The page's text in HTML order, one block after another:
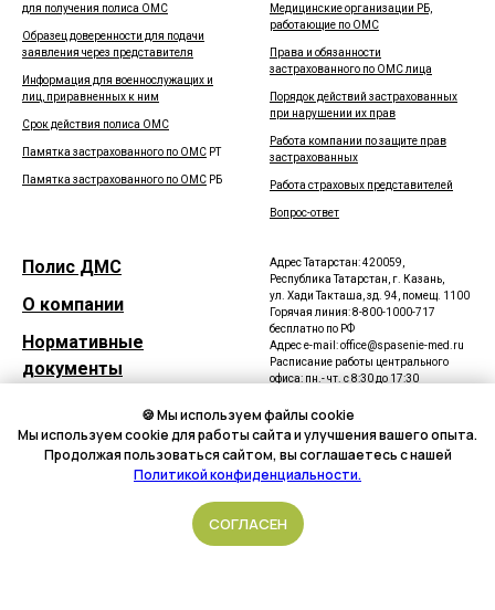
🍪 Мы используем файлы cookie
Мы используем cookie для работы сайта и улучшения вашего опыта.
Продолжая пользоваться сайтом, вы соглашаетесь с нашей
Политикой конфиденциальности.
СОГЛАСЕН
для получения полиса ОМС
Образец доверенности для подачи
заявления через представителя
Информация для военнослужащих и
лиц, приравненных к ним
Срок действия полиса ОМС
Памятка застрахованного по ОМС РТ
Памятка застрахованного по ОМС РБ
Медицинские организации РБ,
работающие по ОМС
Права и обязанности
застрахованного по ОМС лица
Порядок действий застрахованных
при нарушении их прав
Работа компании по защите прав
застрахованных
Работа страховых представителей
Вопрос-ответ
Полис ДМС
О компании
Нормативные
документы
Адрес Татарстан: 420059,
Республика Татарстан, г. Казань,
ул. Хади Такташа, зд. 94, помещ. 1100
Горячая линия: 8-800-1000-717
бесплатно по РФ
Адрес e-mail: office@spasenie-med.ru
Расписание работы центрального
офиса: пн.- чт. с 8:30 до 17:30
сб. - вс. выходной
Адрес Башкортостан
Республика Башкортостан, г. Уфа, ул.
Достоевского, д. 100
2736056
Режим работы:
Пн-Чт 8:30-18:00
Подать обращение